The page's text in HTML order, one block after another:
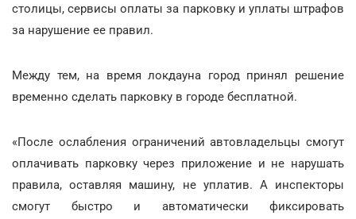
столицы, сервисы оплаты за парковку и уплаты штрафов
за нарушение ее правил.
Между тем, на время локдауна город принял решение
временно сделать парковку в городе бесплатной.
«После ослабления ограничений автовладельцы смогут
оплачивать парковку через приложение и не нарушать
правила, оставляя машину, не уплатив. А инспекторы
смогут быстро и автоматически фиксировать